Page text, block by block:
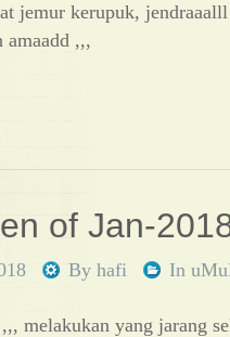
jemur kerupuk,
amaadd ,,,
of Jan-
By hafi In
melakukan yang jarang